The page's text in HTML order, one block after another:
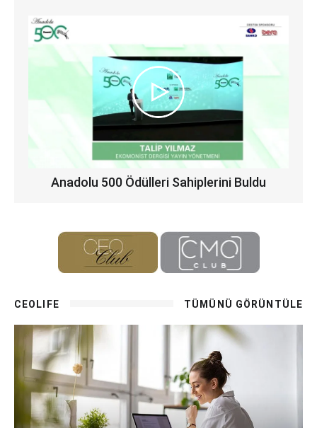
Anadolu 500 Ödülleri Sahiplerini Buldu
CEOLIFE TÜMÜNÜ GÖRÜNTÜLE